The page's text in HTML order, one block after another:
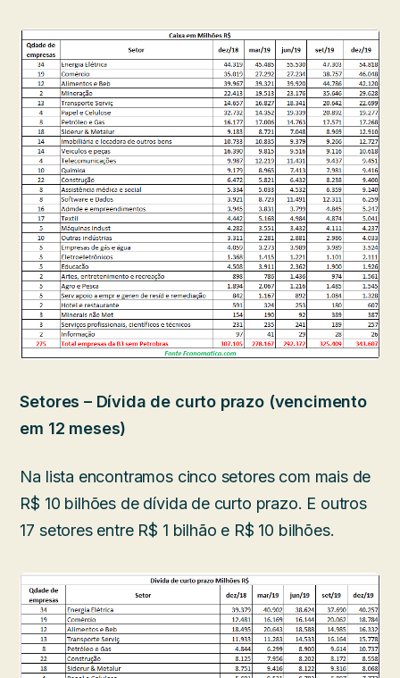
Setores – Dívida de curto prazo (vencimento
em 12 meses)
Na lista encontramos cinco setores com mais de
R$ 10 bilhões de dívida de curto prazo. E outros
17 setores entre R$ 1 bilhão e R$ 10 bilhões.